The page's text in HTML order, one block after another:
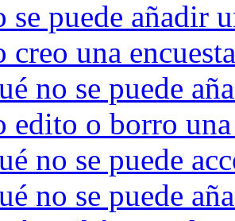
se puede añadir
creo una
no se puede
edito o borro una
no se puede
no se puede